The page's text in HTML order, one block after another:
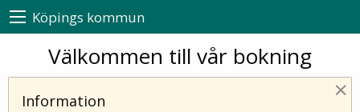
Köpings kommun
Välkommen till vår bokning
×
Information